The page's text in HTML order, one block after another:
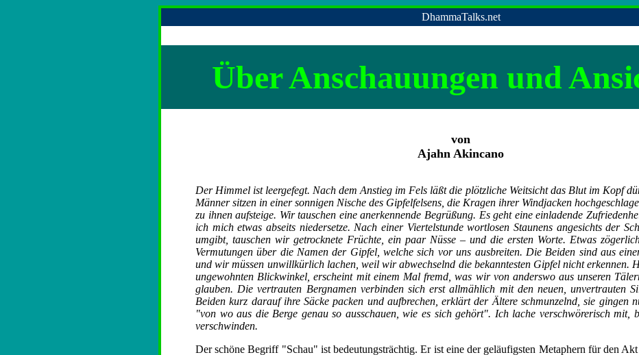
DhammaTalks.net
ÜberAnschauungen und
von
Ajahn Akincano
Der Himmel ist leergefegt. Nach dem Anstieg im Fels läßt die plötzliche Weitsicht das Blut im Kopf
Männer sitzen in einer sonnigen Nische des Gipfelfelsens, die Kragen ihrer Windjacken
zu ihnen aufsteige. Wir tauschen eine anerkennende Begrüßung. Es geht eine einladende
ich mich etwas abseits niedersetze. Nach einer Viertelstunde wortlosen Staunens angesichts der
umgibt, tauschen wir getrocknete Früchte, ein paar Nüsse – und die ersten Worte. Etwas
Vermutungen über die Namen der Gipfel, welche sich vor uns ausbreiten. Die Beiden sind aus
und wir müssen unwillkürlich lachen, weil wir abwechselnd die bekanntesten Gipfel nicht erkennen.
ungewohnten Blickwinkel, erscheint mit einem Mal fremd, was wir von anderswo aus unseren
glauben. Die vertrauten Bergnamen verbinden sich erst allmählich mit den neuen, unvertrauten
Beiden kurz darauf ihre Säcke packen und aufbrechen, erklärt der Ältere schmunzelnd, sie gingen
"von wo aus die Berge genau so ausschauen, wie es sich gehört". Ich lache verschwörerisch mit,
verschwinden.
Der schöne Begriff "Schau" ist bedeutungsträchtig. Er ist eine der geläufigsten Metaphern für den Akt